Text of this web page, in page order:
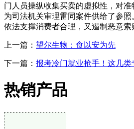
门人员操纵收集买卖的虚拟性，对
为司法机关审理雷同案件供给了参
依法支撑消费者合理，又遏制恶意
上一篇： 望尔生物：食以安为先
下一篇： 报考冷门就业抢手！这几
热销产品